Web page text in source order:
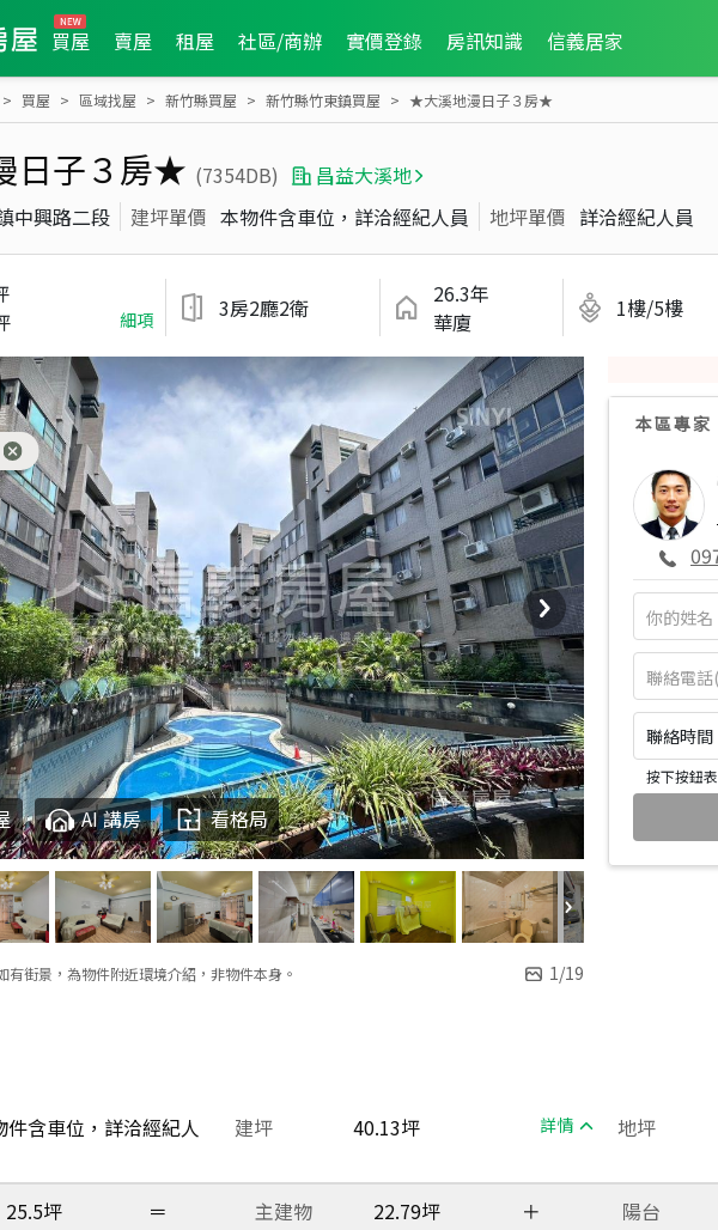
買屋 賣屋 租屋 社區/商辦 實價登錄 房訊知識 信義居家
買屋 區域找屋 新竹縣買屋 新竹縣竹東鎮買屋 ★大溪地漫日子３房★
日子３房★ (7354DB)
昌益大溪地
中興路二段 建坪單價 本物件含車位，詳洽經紀人員 地坪單價 詳洽經紀人員
細項 3房2廳2衛
26.3年
華廈
1樓/5樓
有街景，為物件附近環境介紹，非物件本身。 1/19
AI 講房 看格局
本區專家
聯絡時
按下按鈕
建坪 40.13坪 詳情
件含車位，詳洽經紀人
地坪
25.5坪 ＝ 主建物 22.79坪 ＋
陽台